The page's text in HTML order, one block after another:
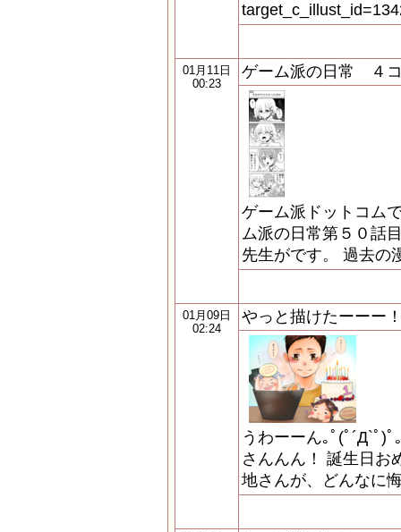
01月11日
00:23
ゲーム派の日常 ４
ゲーム派ドットコム
ム派の日常第５０話
先生がです。 過去の
01月09日
02:24
やっと描けたーーー
うわーーん｡ﾟ(ﾟ´Д`ﾟ)
さんんん！ 誕生日お
地さんが、どんなに